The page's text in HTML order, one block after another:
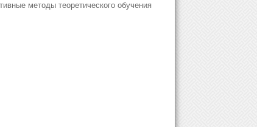
методы теоретического обучения